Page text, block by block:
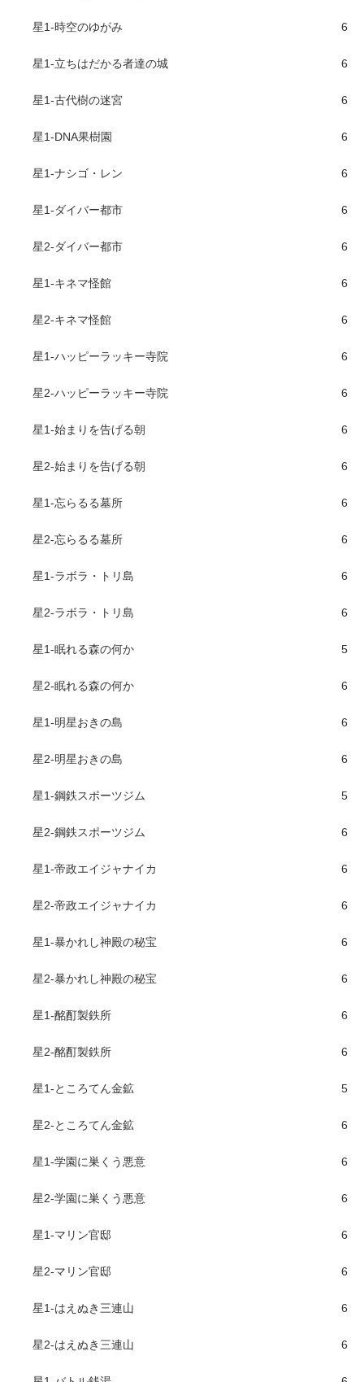
星1-時空のゆがみ 6
星1-立ちはだかる者達の城 6
星1-古代樹の迷宮 6
星1-DNA果樹園 6
星1-ナシゴ・レン 6
星1-ダイバー都市 6
星2-ダイバー都市 6
星1-キネマ怪館 6
星2-キネマ怪館 6
星1-ハッピーラッキー寺院 6
星2-ハッピーラッキー寺院 6
星1-始まりを告げる朝 6
星2-始まりを告げる朝 6
星1-忘らるる墓所 6
星2-忘らるる墓所 6
星1-ラボラ・トリ島 6
星2-ラボラ・トリ島 6
星1-眠れる森の何か 5
星2-眠れる森の何か 6
星1-明星おきの島 6
星2-明星おきの島 6
星1-鋼鉄スポーツジム 5
星2-鋼鉄スポーツジム 6
星1-帝政エイジャナイカ 6
星2-帝政エイジャナイカ 6
星1-暴かれし神殿の秘宝 6
星2-暴かれし神殿の秘宝 6
星1-酩酊製鉄所 6
星2-酩酊製鉄所 6
星1-ところてん金鉱 5
星2-ところてん金鉱 6
星1-学園に巣くう悪意 6
星2-学園に巣くう悪意 6
星1-マリン官邸 6
星2-マリン官邸 6
星1-はえぬき三連山 6
星2-はえぬき三連山 6